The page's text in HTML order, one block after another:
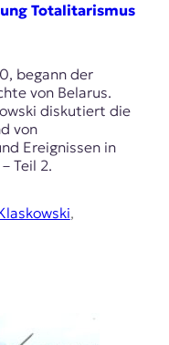
Totalitarismus
begann der
von Belarus.
diskutiert die
von
Ereignissen in
Teil 2.
,